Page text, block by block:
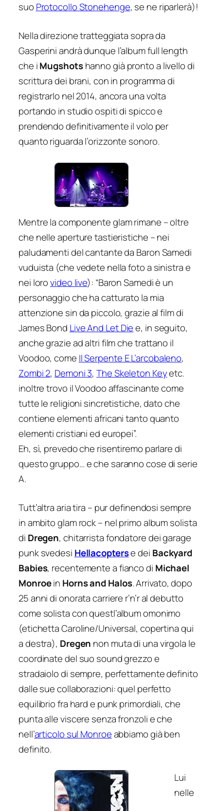
suo Protocollo Stonehenge, se ne riparlerà)!
Nella direzione tratteggiata sopra da
Gasperini andrà dunque l’album full length
che iMugshotshanno già pronto a livello di
scrittura dei brani, con in programma di
registrarlo nel 2014, ancora una volta
portando in studio ospiti di spicco e
prendendo definitivamente il volo per
quanto riguarda l’orizzonte sonoro.
Mentre la componente glam rimane – oltre
che nelle aperture tastieristiche – nei
paludamenti del cantante da Baron Samedi
vuduista (che vedete nella foto a sinistra e
nei lorovideo live): “Baron Samedi è un
personaggio che ha catturato la mia
attenzione sin da piccolo, grazie al film di
James Bond Live And Let Diee, in seguito,
anche grazie ad altri film che trattano il
Voodoo, come Il Serpente E L’arcobaleno,
Zombi 2, Demoni 3,The Skeleton Keyetc.
inoltre trovo il Voodoo affascinante come
tutte le religioni sincretistiche, dato che
contiene elementi africani tanto quanto
elementi cristiani ed europei”.
Eh, sì, prevedo che risentiremo parlare di
questo gruppo… e che saranno cose di serie
A.
Tutt’altra aria tira – pur definendosi sempre
in ambito glam rock – nel primo album solista
di Dregen, chitarrista fondatore dei garage
punk svedesi Hellacopterse dei Backyard
Babies, recentemente a fianco di Michael
Monroein Horns and Halos. Arrivato, dopo
25 anni di onorata carriere r’n’r al debutto
come solista con questl’album omonimo
(etichetta Caroline/Universal, copertina qui
a destra), Dregen non muta di una virgola le
coordinate del suo sound grezzo e
stradaiolo di sempre, perfettamente definito
dalle sue collaborazioni: quel perfetto
equilibrio fra hard e punk primordiali, che
punta alle viscere senza fronzoli e che
nell’articolo sul Monroeabbiamo già ben
definito.
Lui
nelle